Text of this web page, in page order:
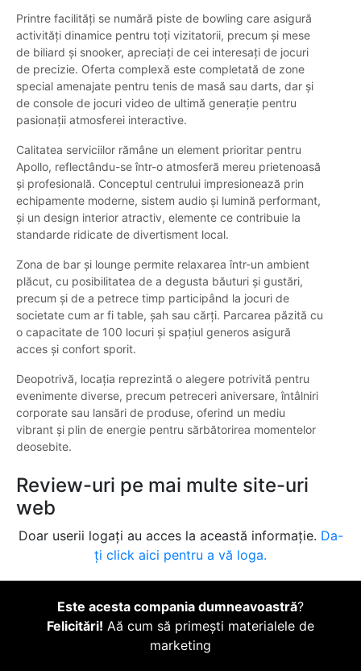
Printre facilități se numără piste de bowling care asigură
activități dinamice pentru toți vizitatorii, precum și mese
de biliard și snooker, apreciați de cei interesați de jocuri
de precizie. Oferta complexă este completată de zone
special amenajate pentru tenis de masă sau darts, dar și
de console de jocuri video de ultimă generație pentru
pasionații atmosferei interactive.
Calitatea serviciilor rămâne un element prioritar pentru
Apollo, reflectându-se într-o atmosferă mereu prietenoasă
și profesională. Conceptul centrului impresionează prin
echipamente moderne, sistem audio și lumină performant,
și un design interior atractiv, elemente ce contribuie la
standarde ridicate de divertisment local.
Zona de bar și lounge permite relaxarea într-un ambient
plăcut, cu posibilitatea de a degusta băuturi și gustări,
precum și de a petrece timp participând la jocuri de
societate cum ar fi table, șah sau cărți. Parcarea păzită cu
o capacitate de 100 locuri și spațiul generos asigură
acces și confort sporit.
Deopotrivă, locația reprezintă o alegere potrivită pentru
evenimente diverse, precum petreceri aniversare, întâlniri
corporate sau lansări de produse, oferind un mediu
vibrant și plin de energie pentru sărbătorirea momentelor
deosebite.
Review-uri pe mai multe site-uri
web
Doar userii logați au acces la această informație. Da-
ți click aici pentru a vă loga.
Este acesta compania dumneavoastră?
Felicitări! Aă cum să primești materialele de
marketing